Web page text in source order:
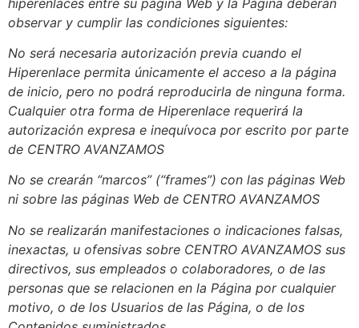
observar y cumplir las condiciones siguientes:
No será necesaria autorización previa cuando el
Hiperenlace permita únicamente el acceso a la página
de inicio, pero no podrá reproducirla de ninguna forma.
Cualquier otra forma de Hiperenlace requerirá la
autorización expresa e inequívoca por escrito por parte
de CENTRO AVANZAMOS
No se crearán “marcos” (“frames”) con las páginas Web
ni sobre las páginas Web de CENTRO AVANZAMOS
No se realizarán manifestaciones o indicaciones falsas,
inexactas, u ofensivas sobre CENTRO AVANZAMOS sus
directivos, sus empleados o colaboradores, o de las
personas que se relacionen en la Página por cualquier
motivo, o de los Usuarios de las Página, o de los